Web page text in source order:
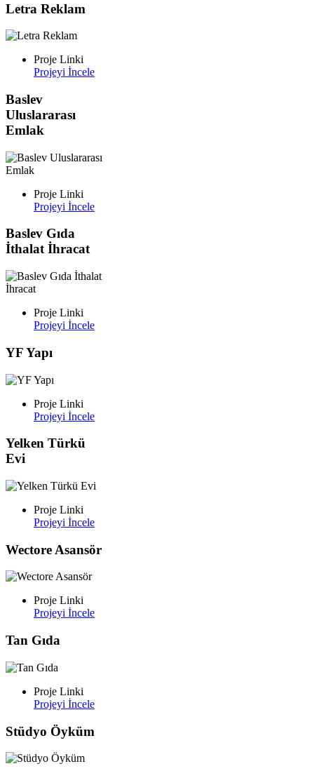
Letra Reklam
Proje Linki
Projeyi İncele
Baslev
Uluslararası
Emlak
Proje Linki
Projeyi İncele
Baslev Gıda
İthalat İhracat
Proje Linki
Projeyi İncele
YF Yapı
Proje Linki
Projeyi İncele
Yelken Türkü
Evi
Proje Linki
Projeyi İncele
Wectore Asansör
Proje Linki
Projeyi İncele
Tan Gıda
Proje Linki
Projeyi İncele
Stüdyo Öyküm